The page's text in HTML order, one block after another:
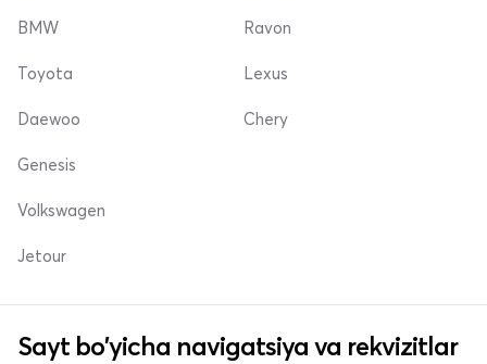
BMW
Toyota
Daewoo
Ravon
Lexus
Chery
Genesis
Volkswagen
Jetour
Sayt bo'yicha navigatsiya va rekvizitlar